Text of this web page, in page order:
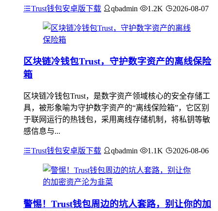
Trust钱包安卓版下载 qbadmin 1.2K 2026-08-07
区块链冷钱包Trust，守护数字资产的离线保险
箱
区块链冷钱包Trust，是数字资产领域核心的安全存储工
具，被形象喻为守护数字资产的“离线保险箱”，它区别
于联网运行的热钱包，采用离线存储机制，将私钥等敏
感信息与...
Trust钱包安卓版下载 qbadmin 1.1K 2026-08-06
警惕！Trust钱包周边的坑人套路，别让你的加